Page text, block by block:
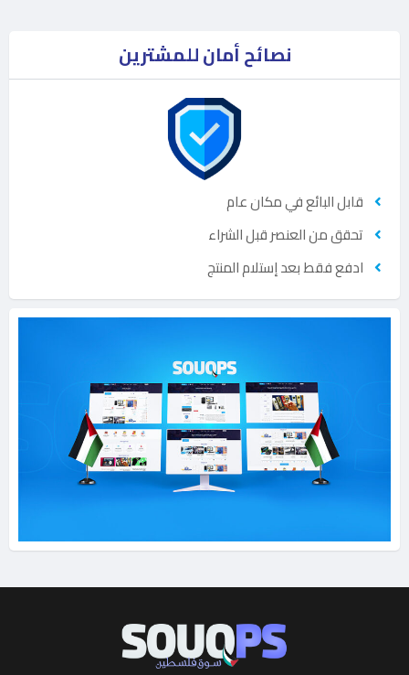
نصائح أمان للمشترين
قابل البائع في مكان عام
تحقق من العنصر قبل الشراء
ادفع فقط بعد إستلام المنتج